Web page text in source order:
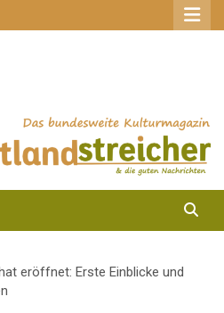
eröffnet: Erste Einblicke und